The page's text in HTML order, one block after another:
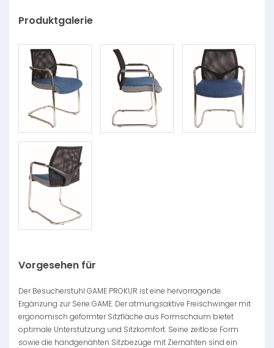
Produktgalerie
Vorgesehen für
Der Besucherstuhl GAME PROKUR ist eine hervorragende
Ergänzung zur Serie GAME. Der atmungsaktive Freischwinger mit
ergonomisch geformter Sitzfläche aus Formschaum bietet
optimale Unterstützung und Sitzkomfort. Seine zeitlose Form
sowie die handgenähten Sitzbezüge mit Ziernähten sind ein